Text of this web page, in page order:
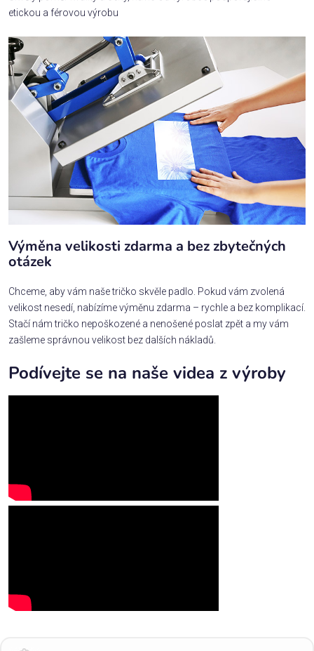
etickou a férovou výrobu
Výměna velikosti zdarma a bez zbytečných
otázek
Chceme, aby vám naše tričko skvěle padlo. Pokud vám zvolená
velikost nesedí, nabízíme výměnu zdarma – rychle a bez komplikací.
Stačí nám tričko nepoškozené a nenošené poslat zpět a my vám
zašleme správnou velikost bez dalších nákladů.
Podívejte se na naše videa z výroby